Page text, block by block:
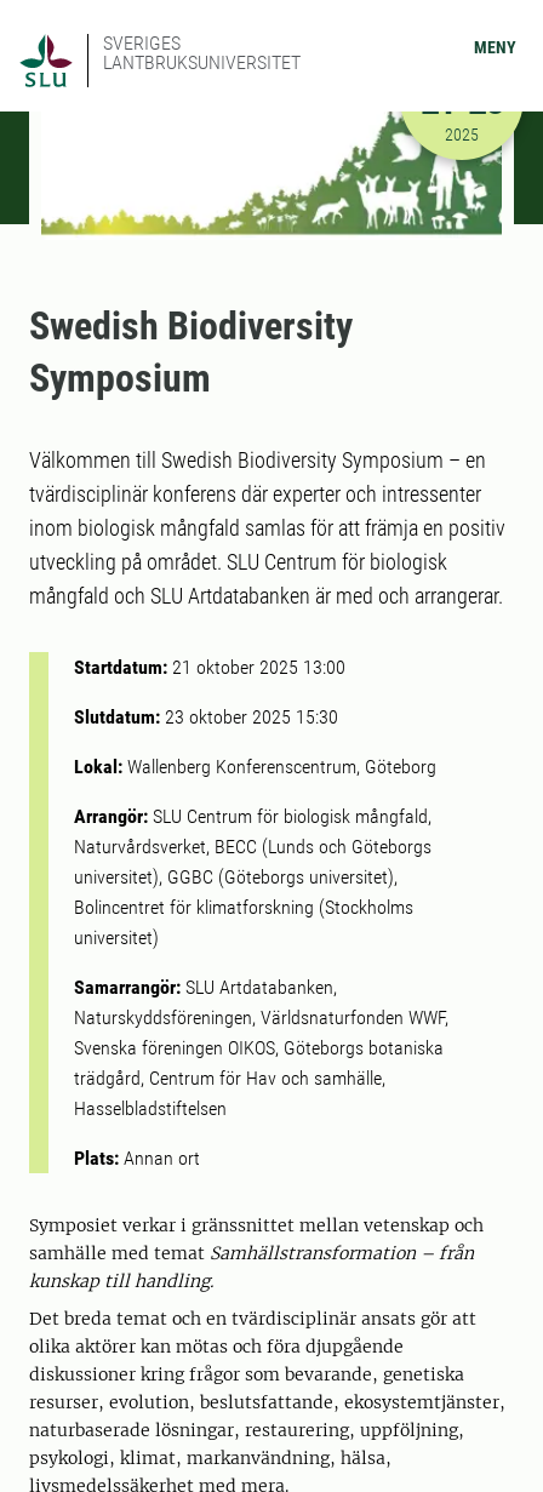
SVERIGES
LANTBRUKSUNIVERSITET
MENY
2025-10-
21-23
2025
Swedish Biodiversity
Symposium
Välkommen till Swedish Biodiversity Symposium – en
tvärdisciplinär konferens där experter och intressenter
inom biologisk mångfald samlas för att främja en positiv
utveckling på området. SLU Centrum för biologisk
mångfald och SLU Artdatabanken är med och arrangerar.
Startdatum: 21 oktober 2025 13:00
Slutdatum: 23 oktober 2025 15:30
Lokal: Wallenberg Konferenscentrum, Göteborg
Arrangör: SLU Centrum för biologisk mångfald,
Naturvårdsverket, BECC (Lunds och Göteborgs
universitet), GGBC (Göteborgs universitet),
Bolincentret för klimatforskning (Stockholms
universitet)
Samarrangör: SLU Artdatabanken,
Naturskyddsföreningen, Världsnaturfonden WWF,
Svenska föreningen OIKOS, Göteborgs botaniska
trädgård, Centrum för Hav och samhälle,
Hasselbladstiftelsen
Plats: Annan ort
Symposiet verkar i gränssnittet mellan vetenskap och
samhälle med temat Samhällstransformation – från
kunskap till handling.
Det breda temat och en tvärdisciplinär ansats gör att
olika aktörer kan mötas och föra djupgående
diskussioner kring frågor som bevarande, genetiska
resurser, evolution, beslutsfattande, ekosystemtjänster,
naturbaserade lösningar, restaurering, uppföljning,
psykologi, klimat, markanvändning, hälsa,
livsmedelssäkerhet med mera.